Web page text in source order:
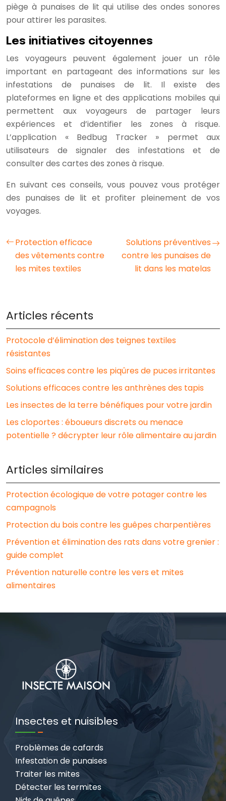
piège à punaises de lit qui utilise des ondes sonores
pour attirer les parasites.
Les initiatives citoyennes
Les voyageurs peuvent également jouer un rôle
important en partageant des informations sur les
infestations de punaises de lit. Il existe des
plateformes en ligne et des applications mobiles qui
permettent aux voyageurs de partager leurs
expériences et d’identifier les zones à risque.
L’application « Bedbug Tracker » permet aux
utilisateurs de signaler des infestations et de
consulter des cartes des zones à risque.
En suivant ces conseils, vous pouvez vous protéger
des punaises de lit et profiter pleinement de vos
voyages.
Protection efficace
des vêtements contre
les mites textiles
Solutions préventives
contre les punaises de
lit dans les matelas
Articles récents
Protocole d’élimination des teignes textiles
résistantes
Soins efficaces contre les piqûres de puces irritantes
Solutions efficaces contre les anthrènes des tapis
Les insectes de la terre bénéfiques pour votre jardin
Les cloportes : éboueurs discrets ou menace
potentielle ? décrypter leur rôle alimentaire au jardin
Articles similaires
Protection écologique de votre potager contre les
campagnols
Protection du bois contre les guêpes charpentières
Prévention et élimination des rats dans votre grenier :
guide complet
Prévention naturelle contre les vers et mites
alimentaires
Insectes et nuisibles
Problèmes de cafards
Infestation de punaises
Traiter les mites
Détecter les termites